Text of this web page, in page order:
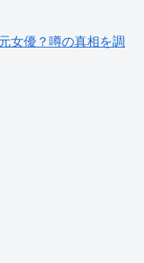
女優？噂の真相を調